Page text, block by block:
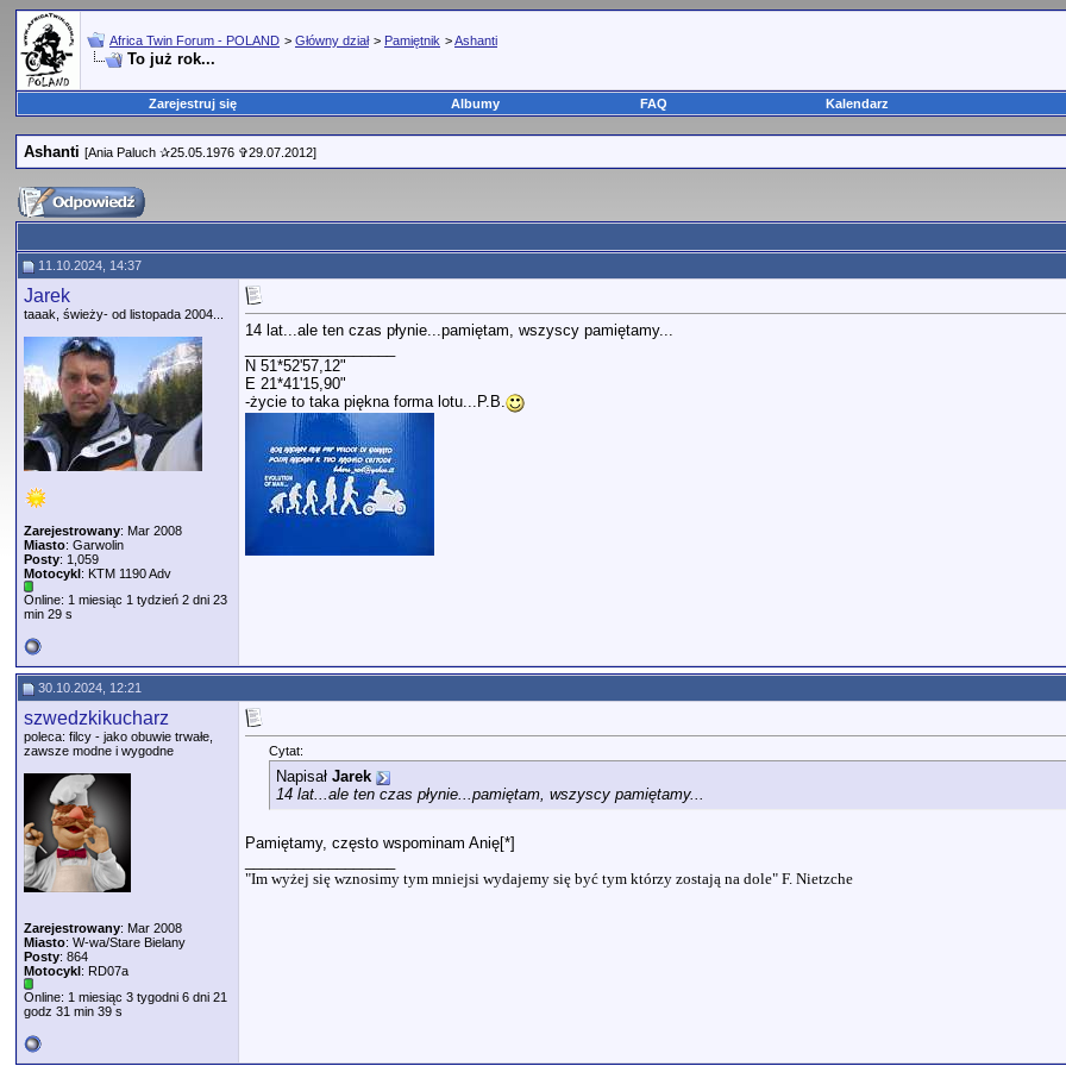
Africa Twin Forum - POLAND > Główny dział > Pamiętnik >Ashanti
To już rok...
Zarejestruj się Albumy FAQ Kalendarz
Ashanti [Ania Paluch ✰25.05.1976 ✞29.07.2012]
11.10.2024, 14:37
Jarek
taaak, świeży- od listopada 2004...
Zarejestrowany: Mar 2008
Miasto: Garwolin
Posty: 1,059
Motocykl: KTM 1190 Adv
Online: 1 miesiąc 1 tydzień 2 dni 23
min 29 s
14 lat...ale ten czas płynie...pamiętam, wszyscy pamiętamy...
N 51*52'57,12"
E 21*41'15,90"
-życie to taka piękna forma lotu...P.B.
30.10.2024, 12:21
szwedzkikucharz
poleca: filcy - jako obuwie trwałe,
zawsze modne i wygodne
Zarejestrowany: Mar 2008
Miasto: W-wa/Stare Bielany
Posty: 864
Motocykl: RD07a
Online: 1 miesiąc 3 tygodni 6 dni 21
godz 31 min 39 s
Cytat:
Napisał Jarek
14 lat...ale ten czas płynie...pamiętam, wszyscy pamiętamy...
Pamiętamy, często wspominam Anię[*]
"Im wyżej się wznosimy tym mniejsi wydajemy się być tym którzy zostają na dole" F. Nietzche